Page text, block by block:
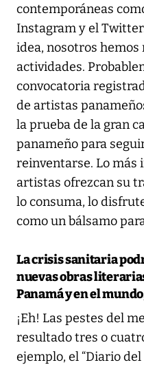
contemporáneas
Instagram y el
idea, nosotros hemos
actividades.
convocatoria
de artistas
la prueba de la gran
panameño para
reinventarse. Lo más
artistas ofrezcan su
lo consuma, lo
como un bálsamo
La crisis sanitaria
nuevas obras
Panamá y en el
¡Eh! Las pestes del
resultado tres o
ejemplo, el “Diario del